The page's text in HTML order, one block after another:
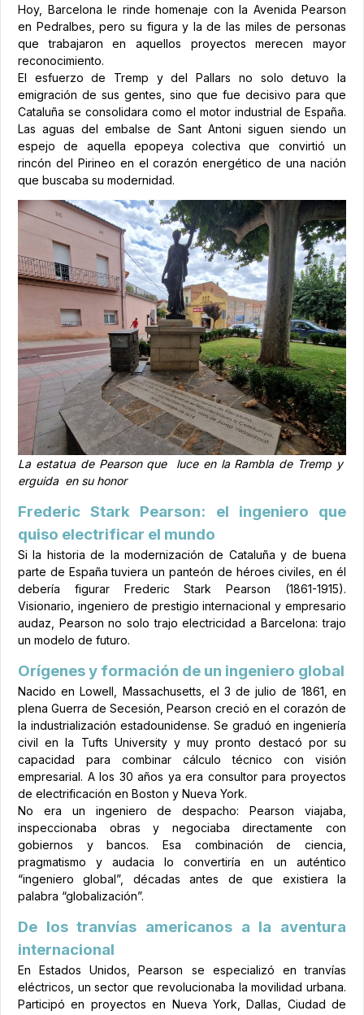
Hoy, Barcelona le rinde homenaje con la Avenida Pearson
en Pedralbes, pero su figura y la de las miles de personas
que trabajaron en aquellos proyectos merecen mayor
reconocimiento.
El esfuerzo de Tremp y del Pallars no solo detuvo la
emigración de sus gentes, sino que fue decisivo para que
Cataluña se consolidara como el motor industrial de España.
Las aguas del embalse de Sant Antoni siguen siendo un
espejo de aquella epopeya colectiva que convirtió un
rincón del Pirineo en el corazón energético de una nación
que buscaba su modernidad.
La estatua de Pearson que luce en la Rambla de Tremp y
erguida en su honor
Frederic Stark Pearson: el ingeniero que
quiso electrificar el mundo
Si la historia de la modernización de Cataluña y de buena
parte de España tuviera un panteón de héroes civiles, en él
debería figurar Frederic Stark Pearson (1861-1915).
Visionario, ingeniero de prestigio internacional y empresario
audaz, Pearson no solo trajo electricidad a Barcelona: trajo
un modelo de futuro.
Orígenes y formación de un ingeniero global
Nacido en Lowell, Massachusetts, el 3 de julio de 1861, en
plena Guerra de Secesión, Pearson creció en el corazón de
la industrialización estadounidense. Se graduó en ingeniería
civil en la Tufts University y muy pronto destacó por su
capacidad para combinar cálculo técnico con visión
empresarial. A los 30 años ya era consultor para proyectos
de electrificación en Boston y Nueva York.
No era un ingeniero de despacho: Pearson viajaba,
inspeccionaba obras y negociaba directamente con
gobiernos y bancos. Esa combinación de ciencia,
pragmatismo y audacia lo convertiría en un auténtico
“ingeniero global”, décadas antes de que existiera la
palabra “globalización”.
De los tranvías americanos a la aventura
internacional
En Estados Unidos, Pearson se especializó en tranvías
eléctricos, un sector que revolucionaba la movilidad urbana.
Participó en proyectos en Nueva York, Dallas, Ciudad de